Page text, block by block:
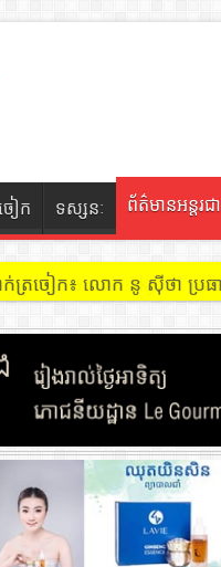
ៀក ទស្សនៈ ព័ត៌មានអន្តរជ
ក់ត្រចៀក ៖ អគារ Sky 31